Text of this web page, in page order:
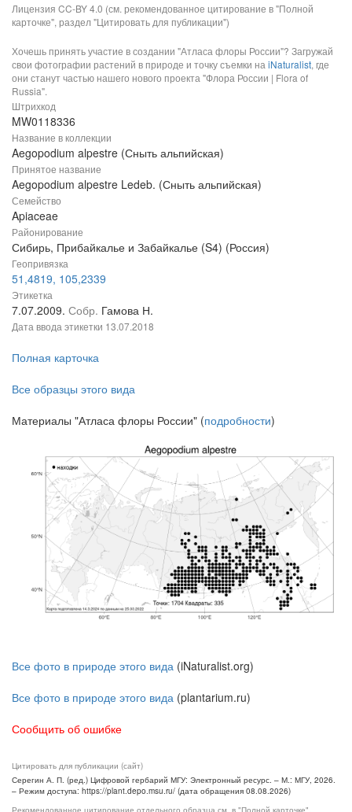
Лицензия CC-BY 4.0 (см. рекомендованное цитирование в "Полной
карточке", раздел "Цитировать для публикации")
Хочешь принять участие в создании "Атласа флоры России"? Загружай
свои фотографии растений в природе и точку съемки на iNaturalist, где
они станут частью нашего нового проекта "Флора России | Flora of
Russia".
Штрихкод
MW0118336
Название в коллекции
Aegopodium alpestre (Сныть альпийская)
Принятое название
Aegopodium alpestre Ledeb. (Сныть альпийская)
Семейство
Apiaceae
Районирование
Сибирь, Прибайкалье и Забайкалье (S4) (Россия)
Геопривязка
51,4819, 105,2339
Этикетка
7.07.2009. Собр. Гамова Н.
Дата ввода этикетки 13.07.2018
Полная карточка
Все образцы этого вида
Материалы "Атласа флоры России" (подробности)
Все фото в природе этого вида (iNaturalist.org)
Все фото в природе этого вида (plantarium.ru)
Сообщить об ошибке
Цитировать для публикации (сайт)
Серегин А. П. (ред.) Цифровой гербарий МГУ: Электронный ресурс. – М.: МГУ, 2026.
– Режим доступа: https://plant.depo.msu.ru/ (дата обращения 08.08.2026)